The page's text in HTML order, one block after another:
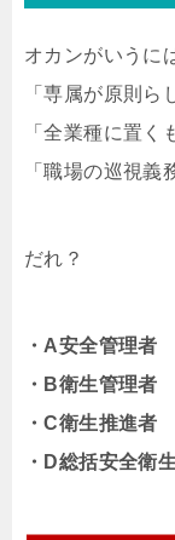
オカンがいうに
「専属が原則ら
「全業種に置く
「職場の巡視義
だれ？
・A安全管理者
・B衛生管理者
・C衛生推進者
・D総括安全衛